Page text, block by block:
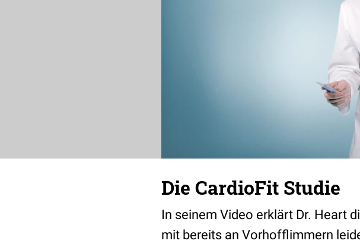
Die CardioFit Studie
In seinem Video erklärt Dr. Heart
mit bereits an Vorhofflimmern